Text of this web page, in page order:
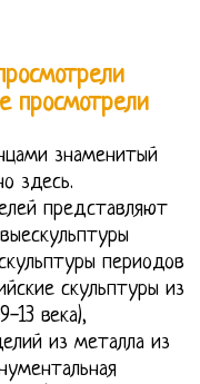
просмотрели
знаменитый
здесь.
представляют
периодов
скульптуры из
13 века),
из металла из